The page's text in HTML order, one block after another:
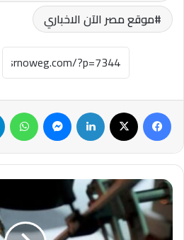
موقع مصر الآن الاخباري
فيسبوك لينكدإن ماسنجر
عاجل-
وثائق
أمريكية
تثير